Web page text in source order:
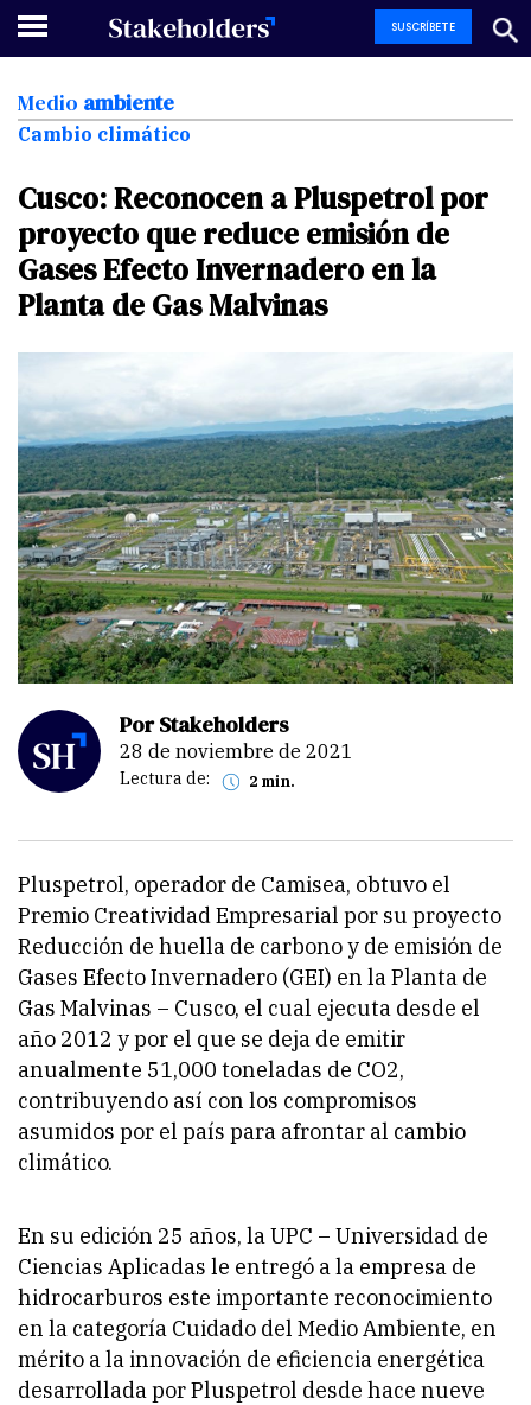
SUSCRÍBETE
Medio ambiente
Cambio climático
Cusco:Reconocen aPluspetrol por
proyecto que reduce emisión de
GasesEfectoInvernadero enla
Planta de GasMalvinas
Por Stakeholders
28 de noviembre de 2021
Lectura de: 2 min.
Pluspetrol, operador de Camisea, obtuvo el
Premio Creatividad Empresarial por su proyecto
Reducción de huella de carbono y de emisión de
Gases Efecto Invernadero (GEI) en la Planta de
Gas Malvinas – Cusco, el cual ejecuta desde el
año 2012 y por el que se deja de emitir
anualmente 51,000 toneladas de CO2,
contribuyendo así con los compromisos
asumidos por el país para afrontar al cambio
climático.
En su edición 25 años, la UPC – Universidad de
Ciencias Aplicadas le entregó a la empresa de
hidrocarburos este importante reconocimiento
en la categoría Cuidado del Medio Ambiente, en
mérito a la innovación de eficiencia energética
desarrollada por Pluspetrol desde hace nueve